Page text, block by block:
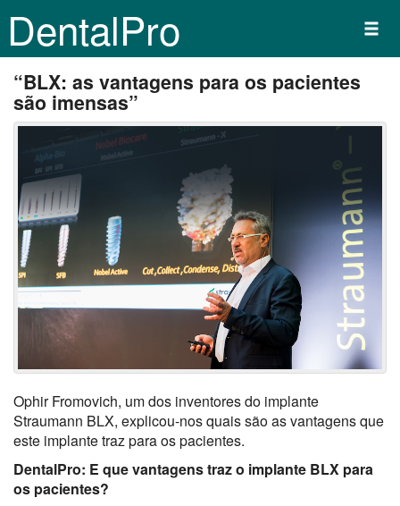
DentalPro
“BLX: as vantagens para os pacientes
são imensas”
Ophir Fromovich, um dos inventores do implante
Straumann BLX, explicou-nos quais são as vantagens que
este implante traz para os pacientes.
DentalPro: E que vantagens traz o implante BLX para
os pacientes?